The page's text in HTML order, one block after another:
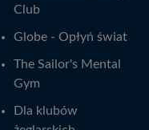
Club
Globe - Opłyń świat
The Sailor's Mental
Gym
Dla klubów